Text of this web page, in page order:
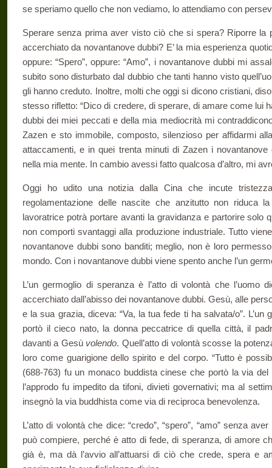
se speriamo quello che non vediamo, lo attendiamo con
Sperare senza prima aver visto ciò che si spera? Riporre la
accerchiato da novantanove dubbi? E’ la mia esperienza
oppure: “Spero”, oppure: “Amo”, i novantanove dubbi mi
subito sono disturbato dal dubbio che tanti hanno visto
gli hanno creduto. Inoltre, molti che oggi si dicono cristiani,
stesso rifletto: “Dico di credere, di sperare, di amare come lui
dubbi dei miei peccati e della mia mediocrità mi
Zazen e sto immobile, composto, silenzioso per affidarmi
attaccamenti, e in quei trenta minuti di Zazen i
nella mia mente. In cambio avessi fatto qualcosa d’altro, mi
Oggi ho udito una notizia dalla Cina che incute
regolamentazione delle nascite che anzitutto non riduca
lavoratrice potrà portare avanti la gravidanza e partorire solo
non comporti svantaggi alla produzione industriale. Tutto
novantanove dubbi sono banditi; meglio, non è loro
mondo. Con i novantanove dubbi viene spento anche l’un
L’un germoglio di speranza è l’atto di volontà che l’uomo
accerchiato dall’abisso dei novantanove dubbi. Gesù, alle
e la sua grazia, diceva: “Va, la tua fede ti ha salvata/o”. L’un
portò il cieco nato, la donna peccatrice di quella città, il
davanti a Gesù volendo. Quell’atto di volontà scosse la
loro come guarigione dello spirito e del corpo. “Tutto è
(688-763) fu un monaco buddista cinese che portò la via
l’approdo fu impedito da tifoni, divieti governativi; ma al
insegnò la via buddhista come via di reciproca benevolenza.
L’atto di volontà che dice: “credo”, “spero”, “amo” senza
può compiere, perché è atto di fede, di speranza, di amore
già è, ma dà l’avvio all’attuarsi di ciò che crede, spera e